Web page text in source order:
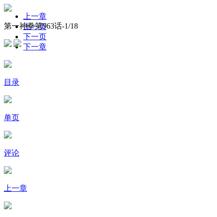
第一神拳第963话-1/18
上一章
上一页
下一页
下一章
目录
单页
评论
上一章